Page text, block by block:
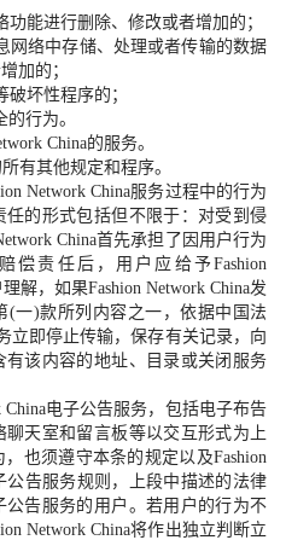
能进行删除、修改或者增加的；
网络中存储、处理或者传输的数据
加的；
坏性程序的；
行为。
China的服务。
有其他规定和程序。
Network China服务过程中的行为
的形式包括但不限于：对受到侵
China首先承担了因用户行为
偿责任后，用户应给予Fashion
解，如果Fashion Network China发
(一)款所列内容之一，依据中国法
立即停止传输，保存有关记录，向
有该内容的地址、目录或关闭服务
China电子公告服务，包括电子布告
天室和留言板等以交互形式为上
也须遵守本条的规定以及Fashion
公告服务规则，上段中描述的法律
告服务的用户。若用户的行为不
Network China将作出独立判断立